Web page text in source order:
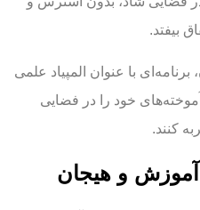
بیفتد.
با عنوان المپیاد علمی
آموخته‌های خود را در فضایی
کنند.
آموزش و هیجان